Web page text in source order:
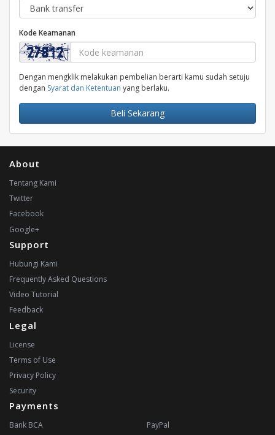
Kode Keamanan
Dengan mengklik melakukan pembelian berarti kamu sudah setuju
dengan Syarat dan Ketentuan yang berlaku.
Beli Sekarang
About
Tentang Kami
Twitter
Facebook
Google+
Support
Hubungi Kami
Frequently Asked Questions
Video Tutorial
Feedback
Legal
License
Terms of Use
Privacy Policy
Security
Payments
Bank BCA PayPal